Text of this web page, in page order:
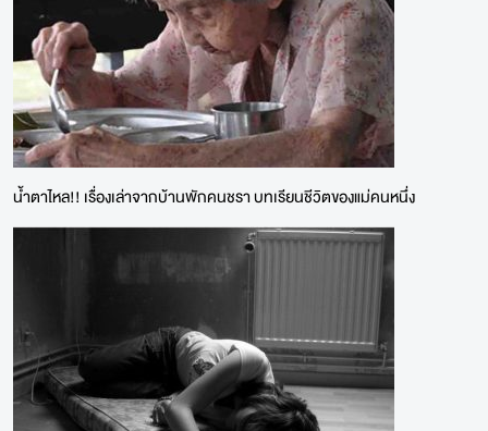
น้ำตาไหล!! เรื่องเล่าจากบ้านพักคนชรา บทเรียนชีวิตของแม่คนหนึ่ง